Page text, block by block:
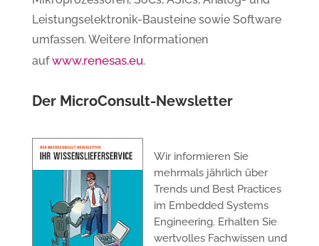
Leistungselektronik-Bausteine sowie Software
umfassen. Weitere Informationen
aufwww.renesas.eu.
Der MicroConsult-Newsletter
Wir informieren Sie
mehrmals jährlich über
Trends und Best Practices
im Embedded Systems
Engineering. Erhalten Sie
wertvolles Fachwissen und